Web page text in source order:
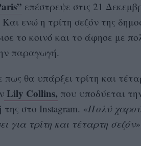
επέστρεψε στις 21
Και ενώ η τρίτη σεζόν της
το κοινό και το άφησε με
παραγωγή.
θα υπάρξει τρίτη και
Lily Collins, που υποδύεται
στο Instagram. «Πολύ
για τρίτη και τέταρτη σεζόν»